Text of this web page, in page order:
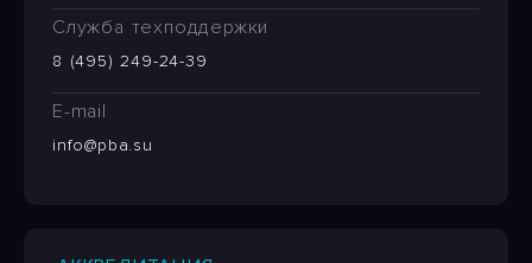
Служба техподдержки
8 (495) 249-24-39
E-mail
info@pba.su